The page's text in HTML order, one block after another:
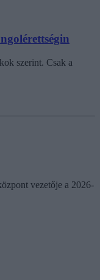
szerint. Csak a
vezetője a 2026-